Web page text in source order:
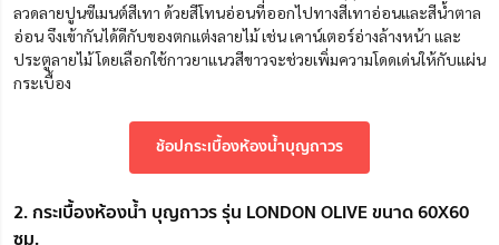
ลวดลายปูนซีเมนต์สีเทา ด้วยสีโทนอ่อนที่ออกไปทางสีเทาอ่อนและสีน้ำตาล
อ่อน จึงเข้ากันได้ดีกับของตกแต่งลายไม้ เช่น เคาน์เตอร์อ่างล้างหน้า และ
ประตูลายไม้ โดยเลือกใช้กาวยาแนวสีขาวจะช่วยเพิ่มความโดดเด่นให้กับแผ่น
กระเบื้อง
ช้อปกระเบื้องห้องน้ำบุญถาวร
2. กระเบื้องห้องน้ำ บุญถาวร รุ่น LONDON OLIVE ขนาด 60X60
ซม.